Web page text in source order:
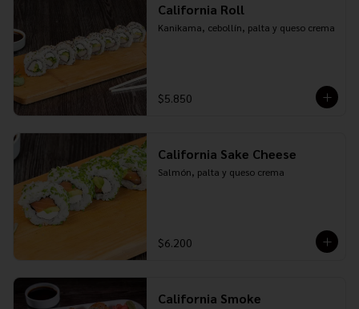
California Roll
Kanikama, cebollín, palta y queso crema
$5.850
California Sake Cheese
Salmón, palta y queso crema
$6.200
California Smoke